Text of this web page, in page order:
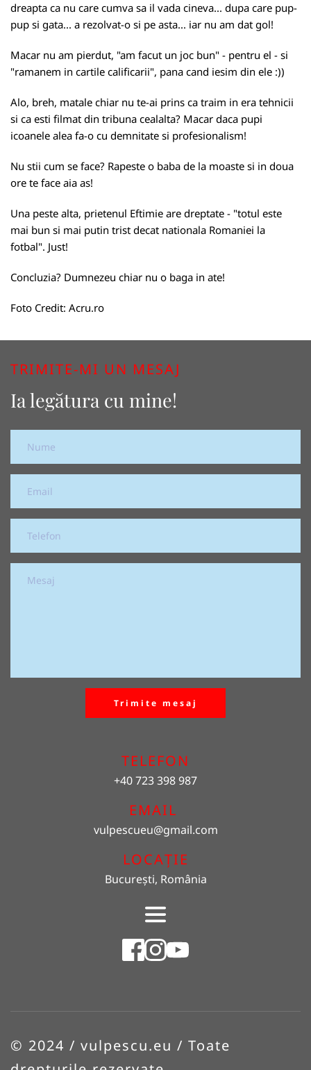
dreapta ca nu care cumva sa il vada cineva... dupa care pup-
pup si gata... a rezolvat-o si pe asta... iar nu am dat gol!
Macar nu am pierdut, "am facut un joc bun" - pentru el - si
"ramanem in cartile calificarii", pana cand iesim din ele :))
Alo, breh, matale chiar nu te-ai prins ca traim in era tehnicii
si ca esti filmat din tribuna cealalta? Macar daca pupi
icoanele alea fa-o cu demnitate si profesionalism!
Nu stii cum se face? Rapeste o baba de la moaste si in doua
ore te face aia as!
Una peste alta, prietenul Eftimie are dreptate - "totul este
mai bun si mai putin trist decat nationala Romaniei la
fotbal". Just!
Concluzia? Dumnezeu chiar nu o baga in ate!
Foto Credit: Acru.ro
TRIMITE-MI UN MESAJ
Ia legătura cu mine!
Trimite mesaj
TELEFON
+40 723 398 987
EMAIL
vulpescueu@gmail.com
LOCAȚIE
București, România
© 2024 / vulpescu.eu / Toate